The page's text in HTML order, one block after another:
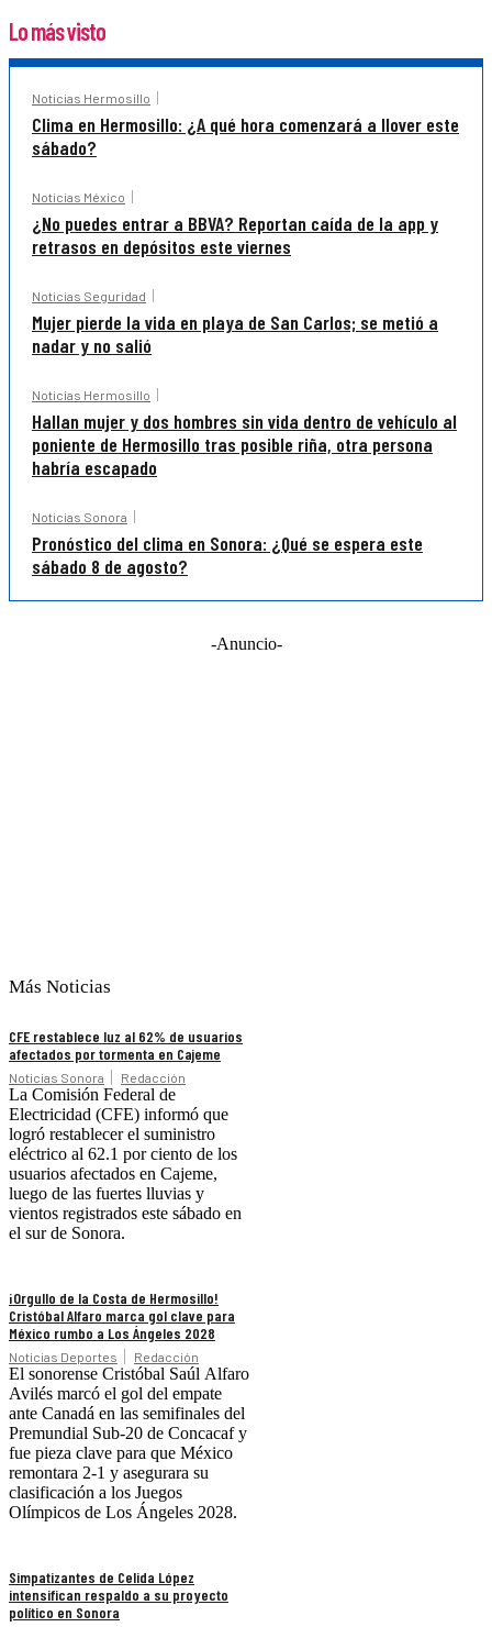
Lo más visto
Noticias Hermosillo
Clima en Hermosillo: ¿A qué hora comenzará a llover este
sábado?
Noticias México
¿No puedes entrar a BBVA? Reportan caída de la app y
retrasos en depósitos este viernes
Noticias Seguridad
Mujer pierde la vida en playa de San Carlos; se metió a
nadar y no salió
Noticias Hermosillo
Hallan mujer y dos hombres sin vida dentro de vehículo al
poniente de Hermosillo tras posible riña, otra persona
habría escapado
Noticias Sonora
Pronóstico del clima en Sonora: ¿Qué se espera este
sábado 8 de agosto?
-Anuncio-
Más Noticias
CFE restablece luz al 62% de usuarios
afectados por tormenta en Cajeme
Noticias Sonora Redacción
La Comisión Federal de
Electricidad (CFE) informó que
logró restablecer el suministro
eléctrico al 62.1 por ciento de los
usuarios afectados en Cajeme,
luego de las fuertes lluvias y
vientos registrados este sábado en
el sur de Sonora.
¡Orgullo de la Costa de Hermosillo!
Cristóbal Alfaro marca gol clave para
México rumbo a Los Ángeles 2028
Noticias Deportes Redacción
El sonorense Cristóbal Saúl Alfaro
Avilés marcó el gol del empate
ante Canadá en las semifinales del
Premundial Sub-20 de Concacaf y
fue pieza clave para que México
remontara 2-1 y asegurara su
clasificación a los Juegos
Olímpicos de Los Ángeles 2028.
Simpatizantes de Celida López
intensifican respaldo a su proyecto
político en Sonora